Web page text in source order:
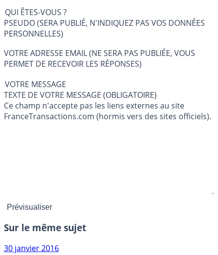
QUI ÊTES-VOUS ?
PSEUDO (SERA PUBLIÉ, N'INDIQUEZ PAS VOS DONNÉES
PERSONNELLES)
VOTRE ADRESSE EMAIL (NE SERA PAS PUBLIÉE, VOUS
PERMET DE RECEVOIR LES RÉPONSES)
VOTRE MESSAGE
TEXTE DE VOTRE MESSAGE (OBLIGATOIRE)
Ce champ n'accepte pas les liens externes au site
FranceTransactions.com (hormis vers des sites officiels).
Sur le même sujet